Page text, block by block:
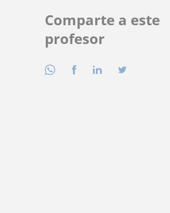
Comparte a este
profesor